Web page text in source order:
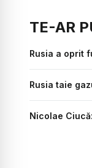
TE-AR
Rusia a oprit
Rusia taie
Nicolae